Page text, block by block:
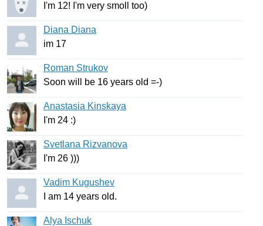
I'm 12! I'm very smoll too)
Diana Diana
im 17
Roman Strukov
Soon will be 16 years old =-)
Anastasia Kinskaya
I'm 24 :)
Svetlana Rizvanova
I'm 26 )))
Vadim Kugushev
am 14 years old.
Alya Ischuk